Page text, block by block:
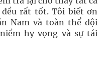
đều rất tốt. Tôi biết ơn
Nam và toàn thể đội
hy vọng và sự tái